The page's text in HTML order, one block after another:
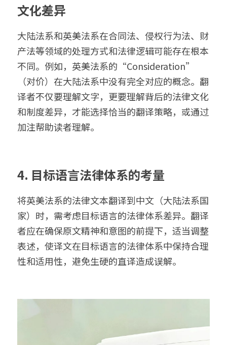
文化差异
大陆法系和英美法系在合同法、侵权行为法、财
产法等领域的处理方式和法律逻辑可能存在根本
不同。例如，英美法系的“Consideration”
（对价）在大陆法系中没有完全对应的概念。翻
译者不仅要理解文字，更要理解背后的法律文化
和制度差异，才能选择恰当的翻译策略，或通过
加注帮助读者理解。
4. 目标语言法律体系的考量
将英美法系的法律文本翻译到中文（大陆法系国
家）时，需考虑目标语言的法律体系差异。翻译
者应在确保原文精神和意图的前提下，适当调整
表述，使译文在目标语言的法律体系中保持合理
性和适用性，避免生硬的直译造成误解。